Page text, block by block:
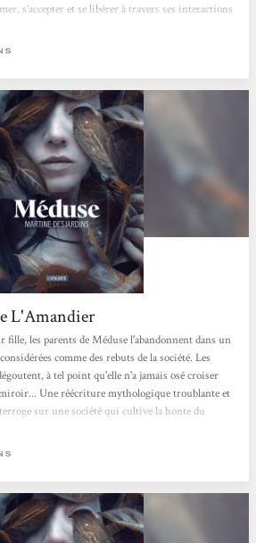
s’accepter et se libérer à travers ses interactions
L'Amandier
fille, les parents de Méduse l'abandonnent dans un
comme des rebuts de la société. Les
à tel point qu'elle n'a jamais osé croiser
Une réécriture mythologique troublante et
sur une société qui cultive la honte du